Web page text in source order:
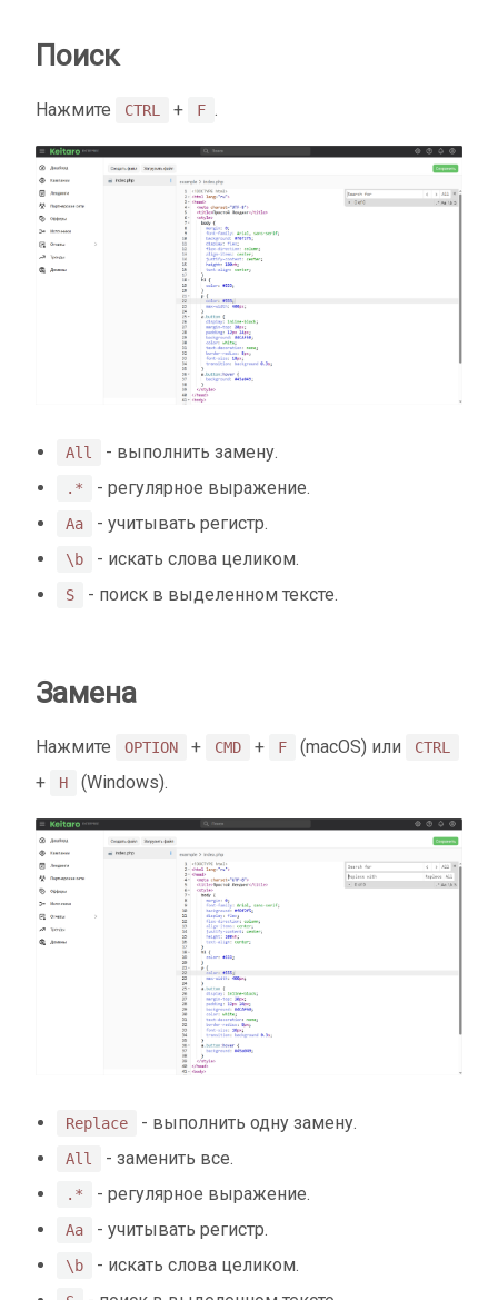
Поиск
Нажмите CTRL + F .
All - выполнить замену.
.* - регулярное выражение.
Aa - учитывать регистр.
\b - искать слова целиком.
S - поиск в выделенном тексте.
Замена
Нажмите OPTION + CMD + F (macOS) или CTRL
+ H (Windows).
Replace - выполнить одну замену.
All - заменить все.
.* - регулярное выражение.
Aa - учитывать регистр.
\b - искать слова целиком.